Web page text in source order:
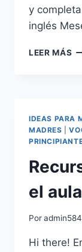
y
inglés
LEER MÁS
IDEAS PARA
MADRES |
el
Por
Hi there!